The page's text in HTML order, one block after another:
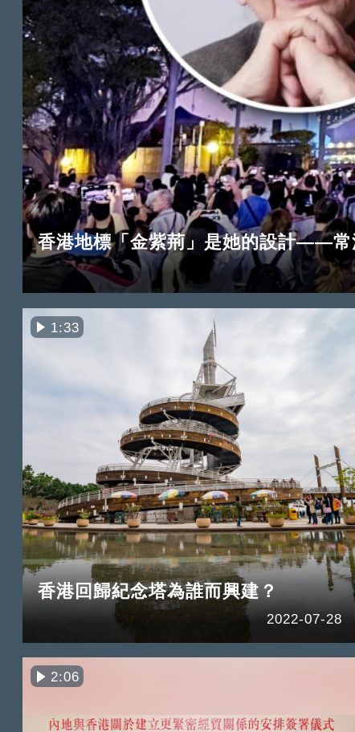
香港地標「金紫荊」是她的設計——常
1:33
香港回歸紀念塔為誰而興建？
2022-07-28
2:06